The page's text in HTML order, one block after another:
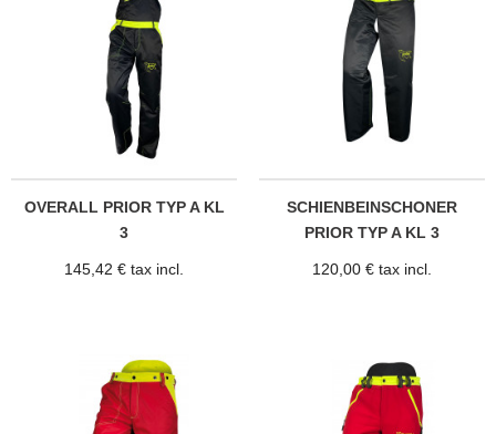
OVERALL PRIOR TYP A KL
3
145,42 € tax incl.
SCHIENBEINSCHONER
PRIOR TYP A KL 3
120,00 € tax incl.